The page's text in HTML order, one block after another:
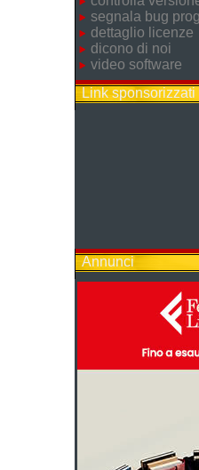
segnala bug
dettaglio licenze
dicono di noi
video software
Link sponsorizzati
Annunci